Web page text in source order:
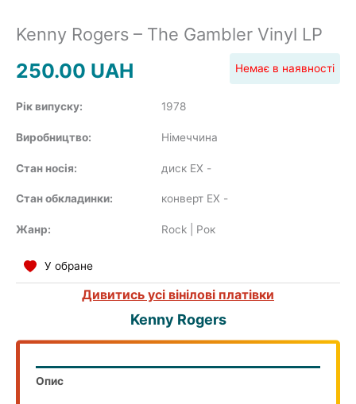
Kenny Rogers – The Gambler Vinyl LP
250.00 UAH Немає в наявності
Рік випуску: 1978
Виробництво: Німеччина
Стан носія: диск EX -
Стан обкладинки: конверт EX -
Жанр: Rock | Рок
У обране
Дивитись усі вінілові платівки
Kenny Rogers
Опис
COMPILATION